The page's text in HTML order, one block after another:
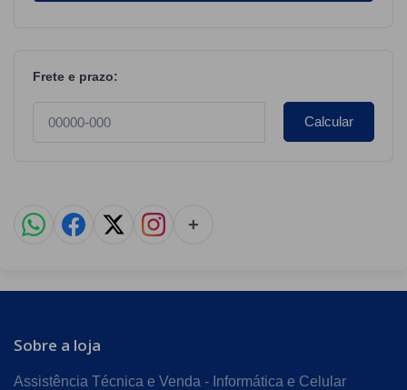
Frete e prazo:
Calcular
+
Sobre a loja
Assistência Técnica e Venda - Informática e Celular